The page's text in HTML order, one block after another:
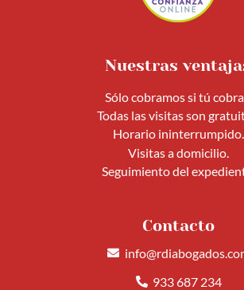
Nuestras
Sólo cobramos si tú
Todas las visitas son
Horario ininterrumpido.
Visitas a domicilio.
Seguimiento del
Contacto
933 687 234